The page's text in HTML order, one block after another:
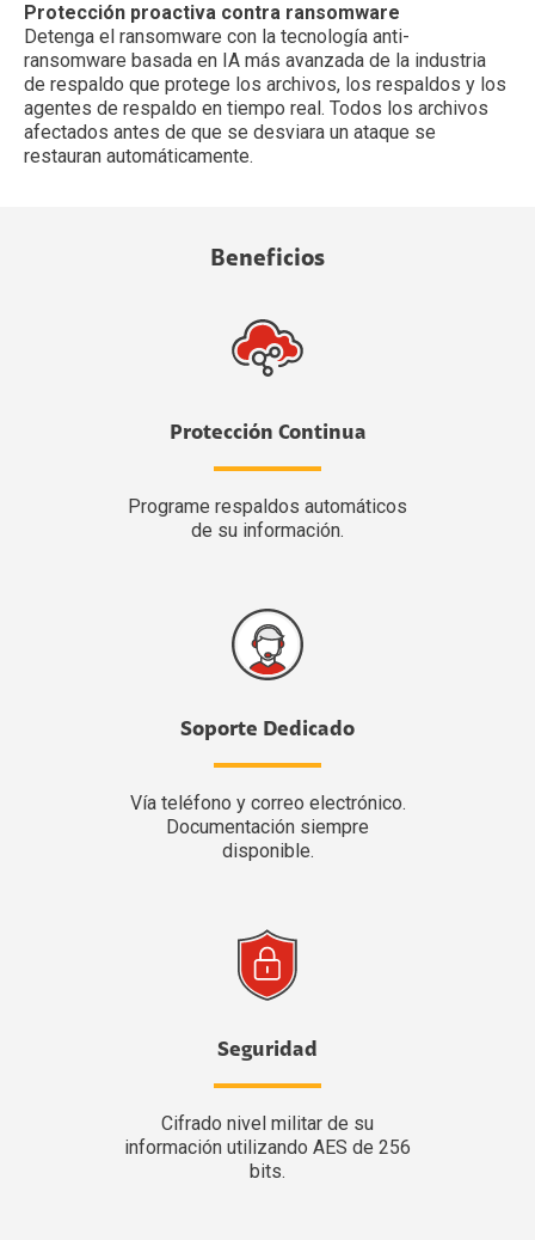
Protección proactiva contra ransomware
Detenga el ransomware con la tecnología anti-
ransomware basada en IA más avanzada de la industria
de respaldo que protege los archivos, los respaldos y los
agentes de respaldo en tiempo real. Todos los archivos
afectados antes de que se desviara un ataque se
restauran automáticamente.
Beneficios
Protección Continua
Programe respaldos automáticos
de su información.
Soporte Dedicado
Vía teléfono y correo electrónico.
Documentación siempre
disponible.
Seguridad
Cifrado nivel militar de su
información utilizando AES de 256
bits.